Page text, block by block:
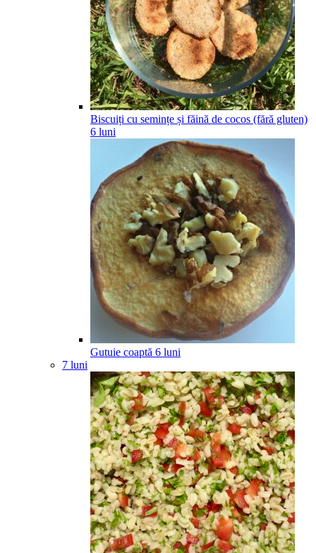
Biscuiți cu semințe și făină de cocos (fără gluten)
6 luni
Gutuie coaptă 6 luni
7 luni